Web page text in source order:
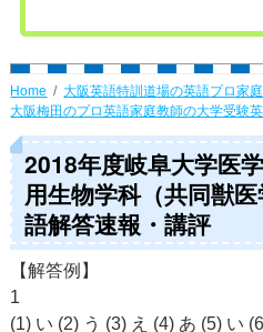
Home
大阪英語特訓道場の英語プロ家
大阪梅田のプロ英語家庭教師の大学受験
2018年度岐阜大学医
用生物学科（共同獣
語解答速報・講評
【解答例】
1
(1) い (2) う (3) え (4) あ (5) い